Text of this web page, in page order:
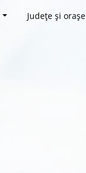
Județe și orașe